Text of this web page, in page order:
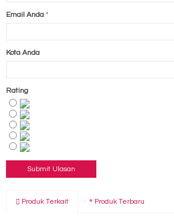
Email Anda *
Kota Anda
Rating
Produk Terkait Produk Terbaru